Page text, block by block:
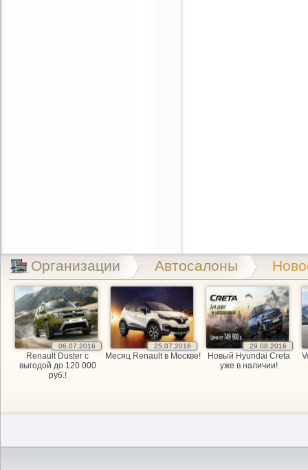
Организации Автосалоны
06.07.2016
Renault Duster с
выгодой до 120 000
руб.!
25.07.2016
Месяц Renault в Москве!
29.08.2016
Новый Hyundai Creta
уже в наличии!